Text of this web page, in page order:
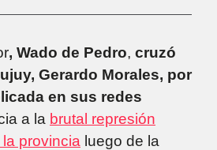
, Wado de Pedro, cruzó
Gerardo Morales, por
en sus redes
a la brutal represión
provincia luego de la